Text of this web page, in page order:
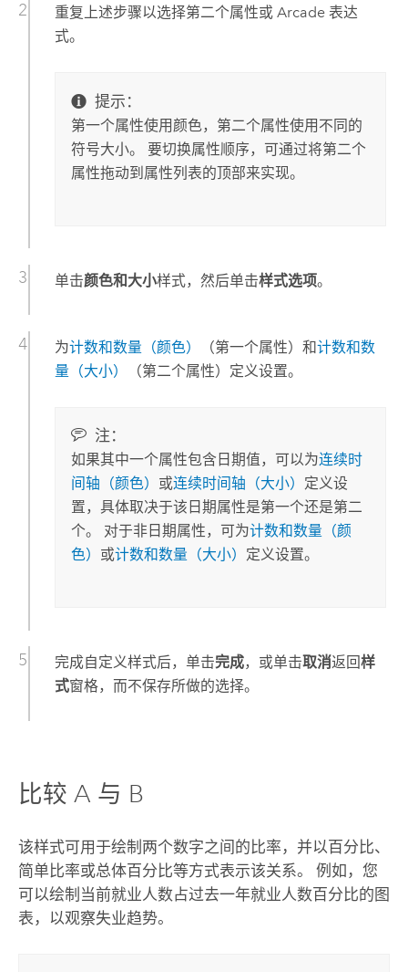
重复上述步骤以选择第二个属性或 Arcade表达
式。
提示：
第一个属性使用颜色，第二个属性使用不同的
符号大小。 要切换属性顺序，可通过将第二个
属性拖动到属性列表的顶部来实现。
单击颜色和大小样式，然后单击样式选项。
为计数和数量（颜色） （第一个属性）和计数和数
量（大小）
（第二个属性）定义设置。
注：
如果其中一个属性包含日期值，可以为连续时
间轴（颜色） 或连续时间轴（大小） 定义设
置，具体取决于该日期属性是第一个还是第二
个。 对于非日期属性，可为计数和数量（颜
色） 或计数和数量（大小） 定义设置。
完成自定义样式后，单击完成，或单击取消返回样
式窗格，而不保存所做的选择。
比较 A 与 B
该样式可用于绘制两个数字之间的比率，并以百分比、
简单比率或总体百分比等方式表示该关系。 例如，您
可以绘制当前就业人数占过去一年就业人数百分比的图
表，以观察失业趋势。